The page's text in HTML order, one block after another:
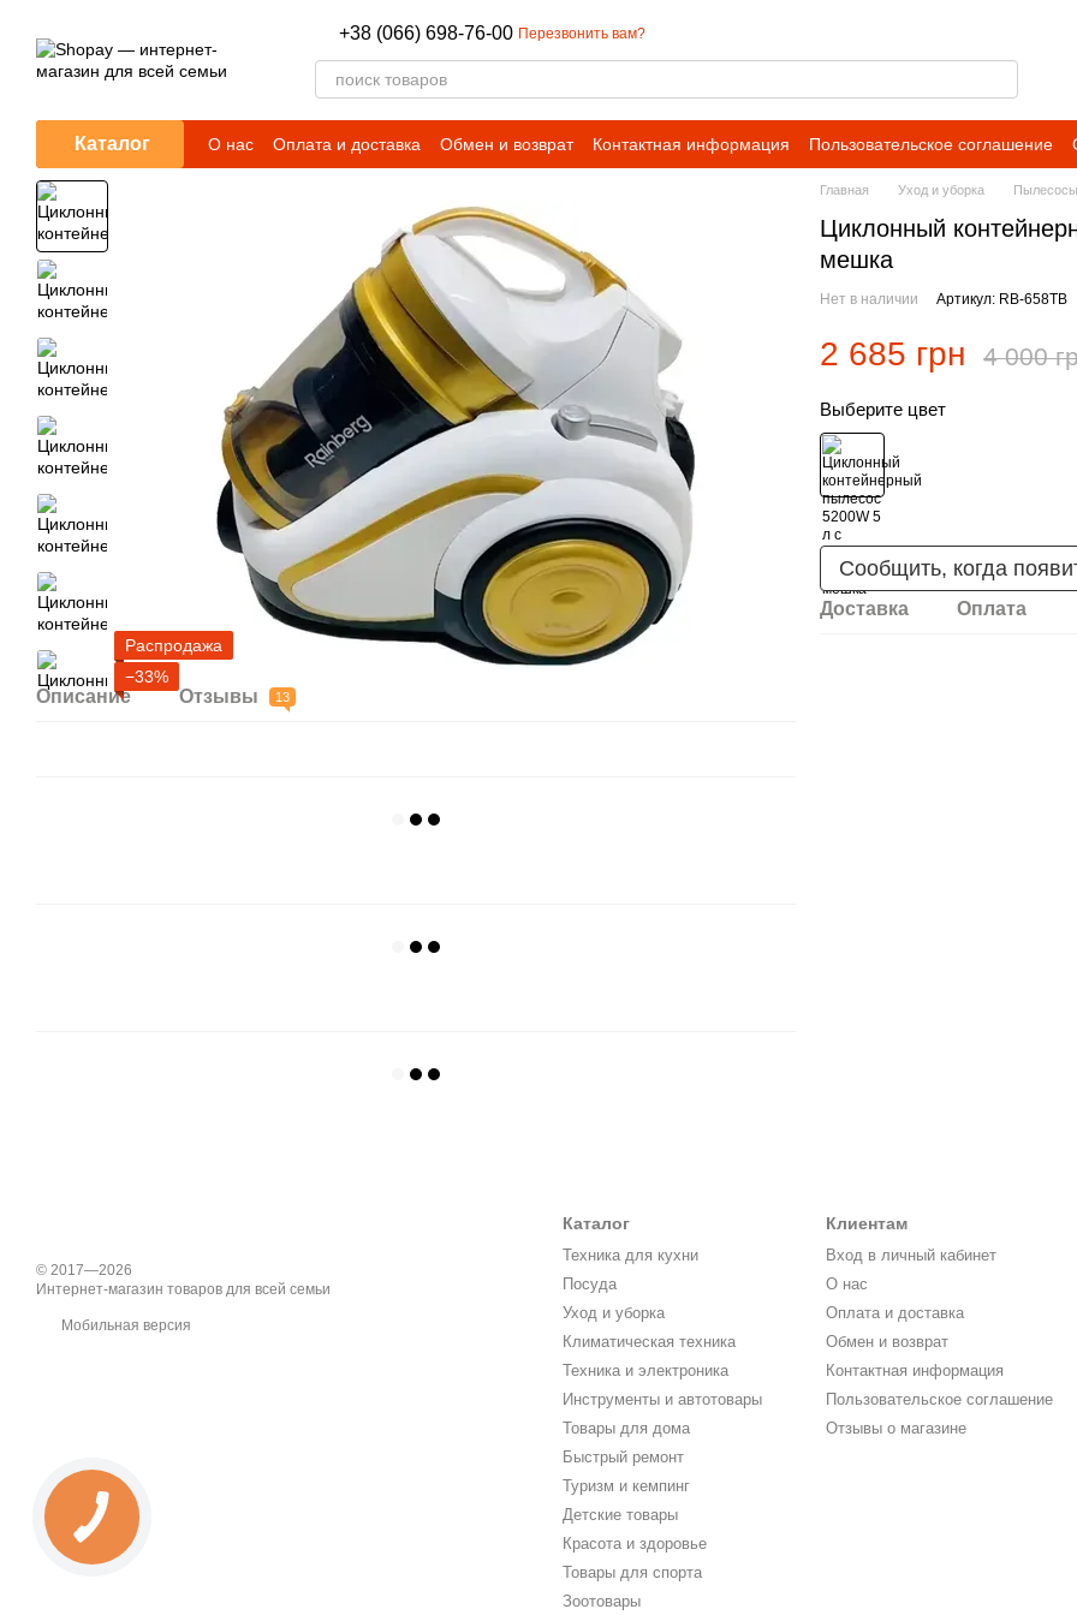
+38 (066) 698-76-00 Перезвонить вам?
Каталог О нас Оплата и доставка Обмен и возврат Контактная информация Пользовательское соглашение
Распродажа
−33%
Описание Отзывы 13
Главная Уход и уборка Пылесосы
Циклонный
мешка
Нет в наличии Артикул: RB-658TB
2 685 грн 4 000
Выберите цвет
Сообщить, когда
Доставка Оплата
© 2017—2026
Интернет-магазин товаров для всей семьи
Мобильная версия
Каталог
Техника для кухни
Посуда
Уход и уборка
Климатическая техника
Техника и электроника
Инструменты и автотовары
Товары для дома
Быстрый ремонт
Туризм и кемпинг
Детские товары
Красота и здоровье
Товары для спорта
Зоотовары
Клиентам
Вход в личный кабинет
О нас
Оплата и доставка
Обмен и возврат
Контактная информация
Пользовательское соглашение
Отзывы о магазине